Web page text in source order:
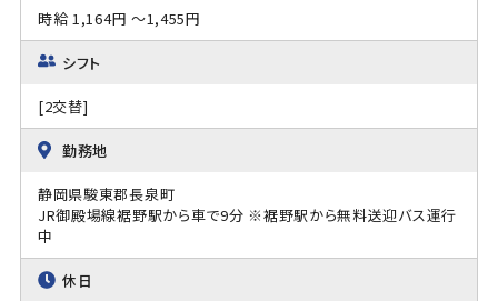
時給 1,164円 ～1,455円
シフト
[2交替]
勤務地
静岡県駿東郡長泉町
JR御殿場線裾野駅から車で9分 ※裾野駅から無料送迎バス運行
中
休日